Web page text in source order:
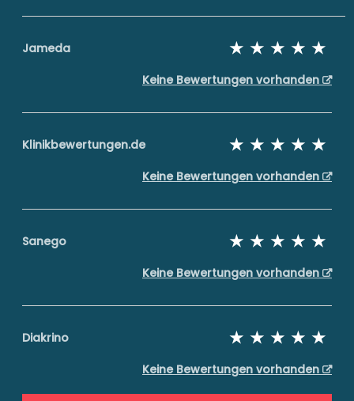
Jameda
Keine Bewertungen vorhanden
Klinikbewertungen.de
Keine Bewertungen vorhanden
Sanego
Keine Bewertungen vorhanden
Diakrino
Keine Bewertungen vorhanden